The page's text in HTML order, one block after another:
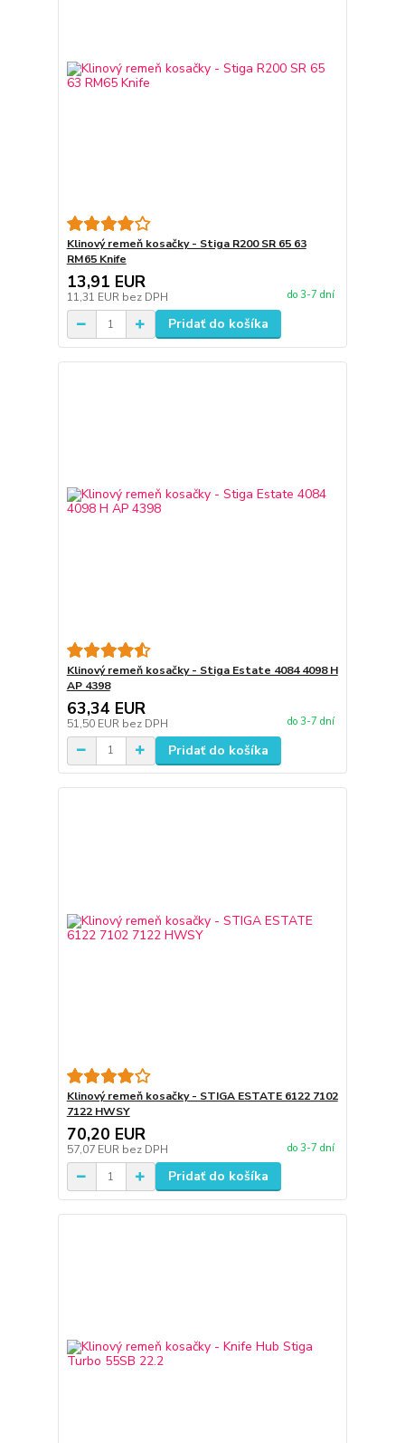
Klinový remeň kosačky - Stiga R200 SR 65 63
RM65 Knife
13,91 EUR
11,31 EUR bez DPH do 3-7 dní
Pridať do košíka
Klinový remeň kosačky - Stiga Estate 4084 4098 H
AP 4398
63,34 EUR
51,50 EUR bez DPH do 3-7 dní
Pridať do košíka
Klinový remeň kosačky - STIGA ESTATE 6122 7102
7122 HWSY
70,20 EUR
57,07 EUR bez DPH do 3-7 dní
Pridať do košíka